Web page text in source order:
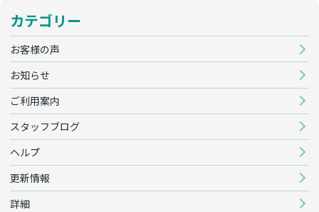
カテゴリー
お客様の声
お知らせ
ご利用案内
スタッフブログ
ヘルプ
更新情報
詳細